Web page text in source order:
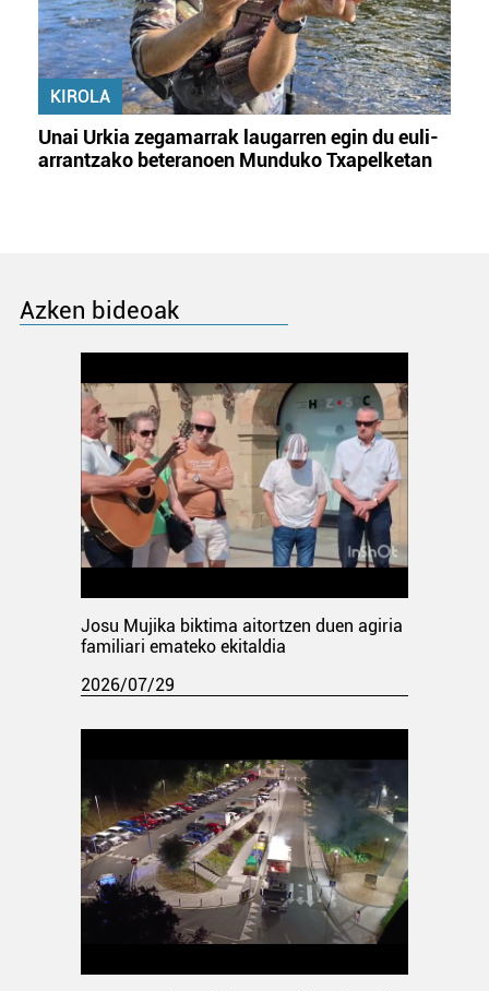
KIROLA
Unai Urkia zegamarrak laugarren egin du euli-
arrantzako beteranoen Munduko Txapelketan
Azken bideoak
Josu Mujika biktima aitortzen duen agiria
familiari emateko ekitaldia
2026/07/29